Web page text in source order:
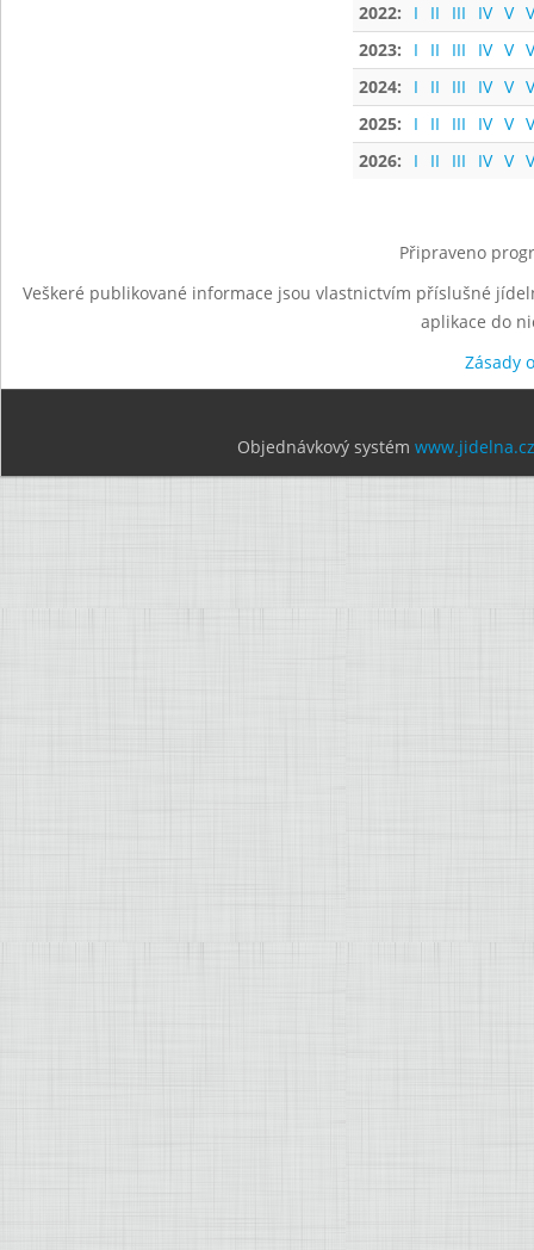
2022:
I II III IV V
2023:
I II III IV V
2024:
I II III IV V
2025:
I II III IV V
2026:
I II III IV V
Připraveno
Veškeré publikované informace jsou vlastnictvím příslušné
aplikace do
Zásady
Objednávkový systém www.jidelna.cz